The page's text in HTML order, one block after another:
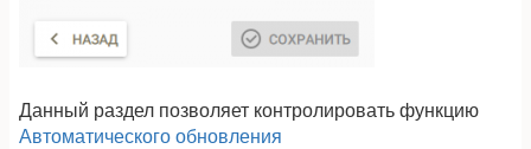
Данный раздел позволяет контролировать функцию
Автоматического обновления